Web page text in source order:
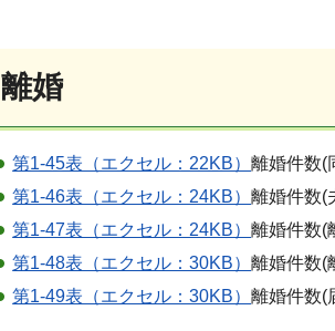
離婚
第1-45表（エクセル：22KB）離婚件数(
第1-46表（エクセル：24KB）離婚件数(
第1-47表（エクセル：24KB）離婚件数(
第1-48表（エクセル：30KB）離婚件数(
第1-49表（エクセル：30KB）離婚件数(